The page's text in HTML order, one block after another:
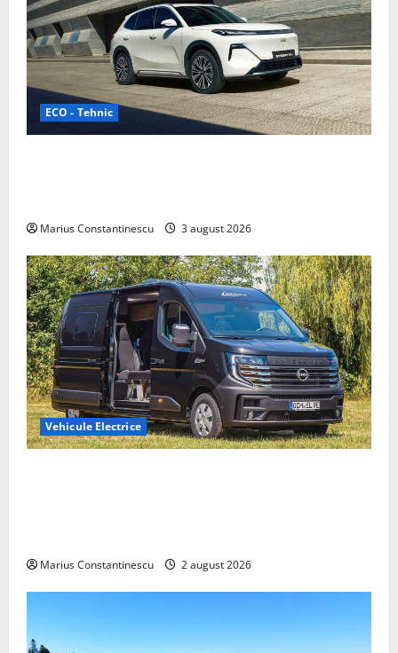
ECO - Tehnic
Marius Constantinescu 3 august 2026
Vehicule Electrice
Marius Constantinescu 2 august 2026